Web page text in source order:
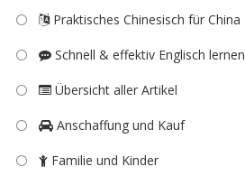
Praktisches Chinesisch für China
Schnell & effektiv Englisch lernen
Übersicht aller Artikel
Anschaffung und Kauf
Familie und Kinder